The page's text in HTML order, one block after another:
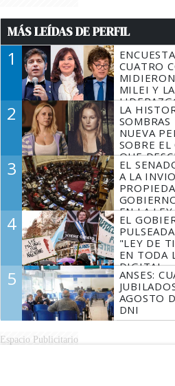
MÁS LEÍDAS DE PERFIL
1
CUATRO
MILEI Y
2
LA
NUEVA
SOBRE EL
QUE
MARIDO
3
EL
A LA
EN LA
FUEGO
4
EL
"LEY DE
EN TODA
DIGITAL
5
ANSES:
AGOSTO
DNI
Espacio Publicitario